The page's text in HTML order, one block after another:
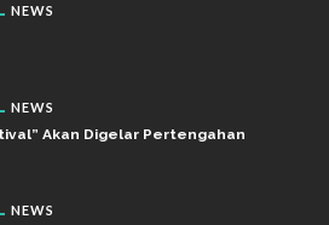
NEWS
NEWS
Akan Digelar Pertengahan
NEWS